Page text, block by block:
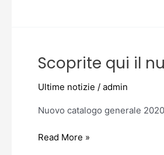
Scoprite qui il
Ultime notizie / admin
Nuovo catalogo generale 2020
Scoprite
il
Organizer.
Read More »